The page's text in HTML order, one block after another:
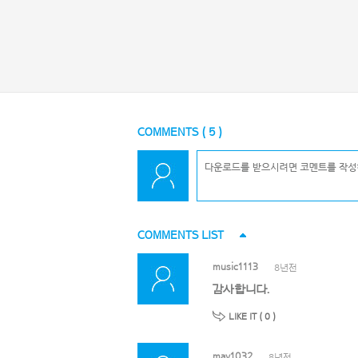
COMMENTS ( 5)
COMMENTS LIST
music1113 8년전
감사합니다.
LIKE IT ( 0 )
may1032